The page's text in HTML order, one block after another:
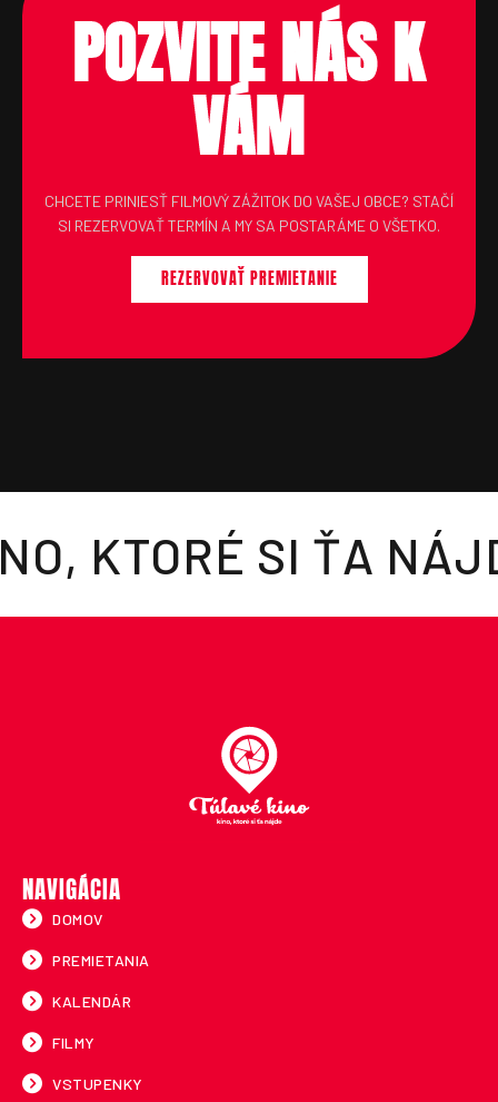
POZVITE NÁS K
VÁM
POZVITE NÁS K
VÁM
CHCETE PRINIESŤ FILMOVÝ ZÁŽITOK DO VAŠEJ OBCE? STAČÍ
SI REZERVOVAŤ TERMÍN A MY SA POSTARÁME O VŠETKO.
REZERVOVAŤ PREMIETANIE
KTORÉ SI ŤA
NAVIGÁCIA
DOMOV
PREMIETANIA
KALENDÁR
FILMY
VSTUPENKY